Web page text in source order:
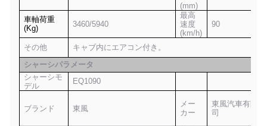
(mm)
車軸荷重
(Kg)
3460/5940
最高
速度
(km/h)
90
その他
キャブ内にエアコン付き。
シャーシパラメータ
シャーシモ
デル
EQ1090
ブランド 東風
メー
カー
東風汽車有限公
司